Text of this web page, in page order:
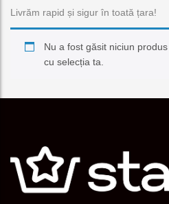
r
Livrăm rapid și sigur în toată țara!
Nu a fost găsit niciun
cu selecția ta.